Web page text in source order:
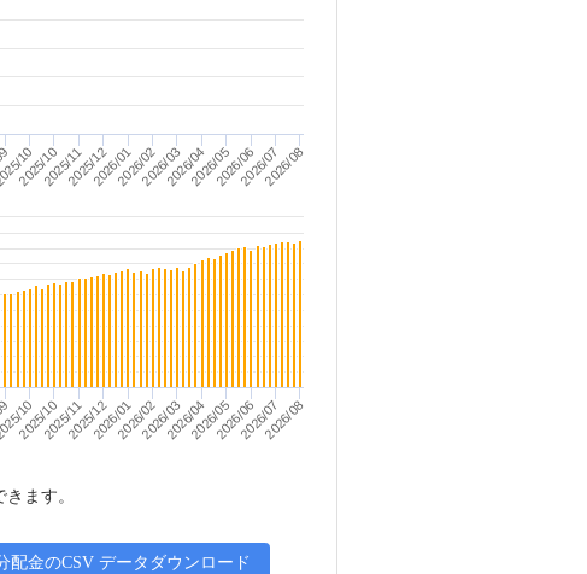
10
2025/102025/112025/122026/012026/022026/032026/042026/052026/062026/072026/08
10
2025/102025/112025/122026/012026/022026/032026/042026/052026/062026/072026/08
ます。
配金のCSV データダウンロード